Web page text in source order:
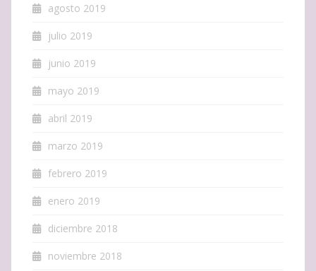
agosto 2019
julio 2019
junio 2019
mayo 2019
abril 2019
marzo 2019
febrero 2019
enero 2019
diciembre 2018
noviembre 2018